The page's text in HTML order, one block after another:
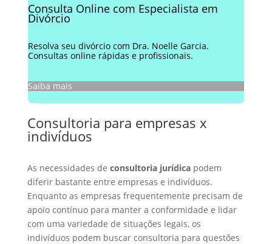
Consulta Online com Especialista em
Divórcio
Resolva seu divórcio com Dra. Noelle Garcia.
Consultas online rápidas e profissionais.
Saiba mais
Consultoria para empresas x
indivíduos
As necessidades de consultoria jurídicapodem
diferir bastante entre empresas e indivíduos.
Enquanto as empresas frequentemente precisam de
apoio contínuo para manter a conformidade e lidar
com uma variedade de situações legais, os
indivíduos podem buscar consultoria para questões